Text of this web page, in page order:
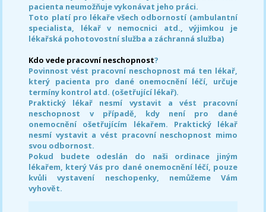
pacienta neumožňuje vykonávat jeho práci.
Toto platí pro lékaře všech odborností (ambulantní
specialista, lékař v nemocnici atd., výjimkou je
lékařská pohotovostní služba a záchranná služba)
Kdo vede pracovní neschopnost?
Povinnost vést pracovní neschopnost má ten lékař,
který pacienta pro dané onemocnění léčí, určuje
termíny kontrol atd. (ošetřující lékař).
Praktický lékař nesmí vystavit a vést pracovní
neschopnost v případě, kdy není pro dané
onemocnění ošetřujícím lékařem. Praktický lékař
nesmí vystavit a vést pracovní neschopnost mimo
svou odbornost.
Pokud budete odeslán do naši ordinace jiným
lékařem, který Vás pro dané onemocnění léčí, pouze
kvůli vystavení neschopenky, nemůžeme Vám
vyhovět.